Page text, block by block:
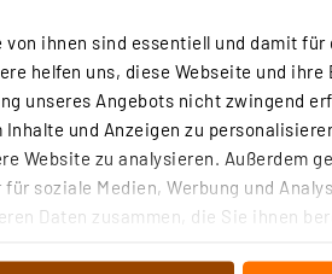
ihnen sind essentiell und damit für
helfen uns, diese Webseite und ihre
unseres Angebots nicht zwingend
und Anzeigen zu
Website zu analysieren. Außerdem
soziale Medien, Werbung und
Daten zusammen, die Sie ihnen